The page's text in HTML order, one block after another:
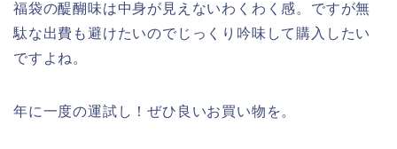
福袋の醍醐味は中身が見えないわくわく感。ですが無
駄な出費も避けたいのでじっくり吟味して購入したい
ですよね。
年に一度の運試し！ぜひ良いお買い物を。